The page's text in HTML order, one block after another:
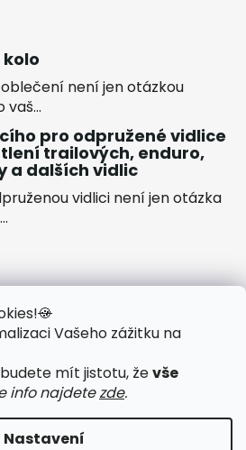
🍪
Vašeho zážitku na
mít jistotu, ževše
info najdetezde.
Nastavení
není jen otázkou
vaš...
pro odpružené vidlice
trailových, enduro,
a dalších vidlic
vidlici není jen otázka
🟢 O ELEKTROKOLECH
KE STAŽENÍ